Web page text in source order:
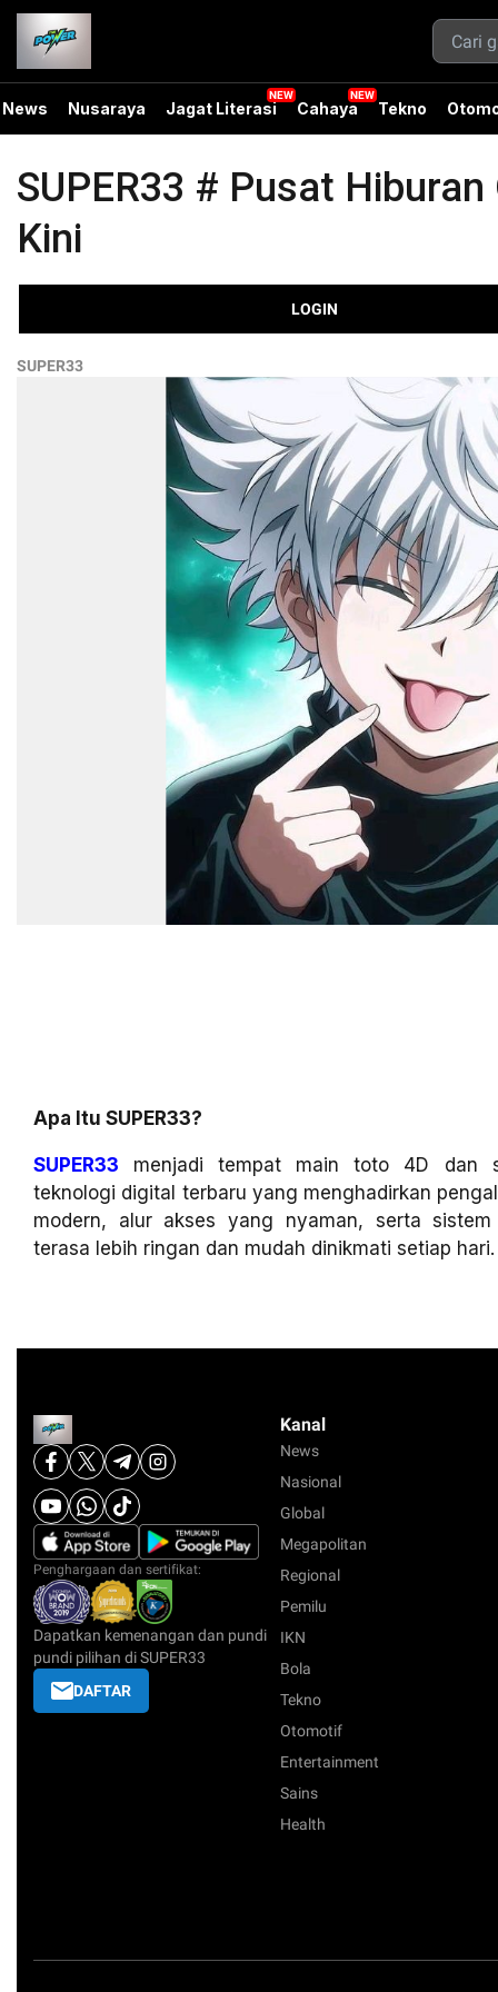
News Nusaraya Jagat Literasi Cahaya Tekno
SUPER33 # Pusat
Kini
LOGIN
SUPER33
Apa Itu SUPER33?
SUPER33 menjadi tempat main toto 4D dan
teknologi digital terbaru yang menghadirkan
modern, alur akses yang nyaman, serta
terasa lebih ringan dan mudah dinikmati setiap hari.
Penghargaan dan sertifikat:
Dapatkan kemenangan dan pundi
pundi pilihan di SUPER33
DAFTAR
Kanal
News
Nasional
Global
Megapolitan
Regional
Pemilu
IKN
Bola
Tekno
Otomotif
Entertainment
Sains
Health